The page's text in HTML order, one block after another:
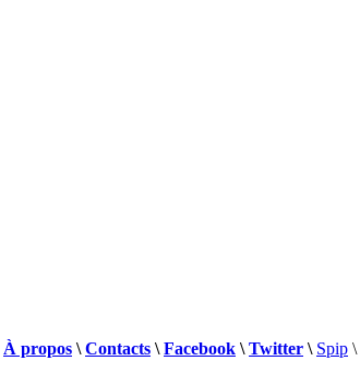
À propos \Contacts \Facebook \Twitter \ Spip \